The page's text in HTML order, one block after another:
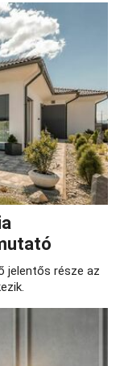
jelentős része az